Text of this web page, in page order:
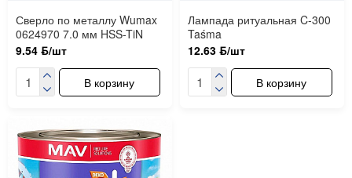
Сверло по металлу Wumax
0624970 7.0 мм HSS-TiN
9.54 ƃ/шт
В корзину
Лампада ритуальная C-300
Taśma
12.63 ƃ/шт
В корзину